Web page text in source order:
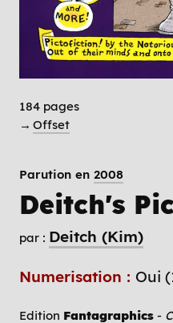
184 pages
→ Offset
Parution en 2008
Deitch's
par : Deitch (Kim)
Numerisation : Oui
Edition Fantagraphics -